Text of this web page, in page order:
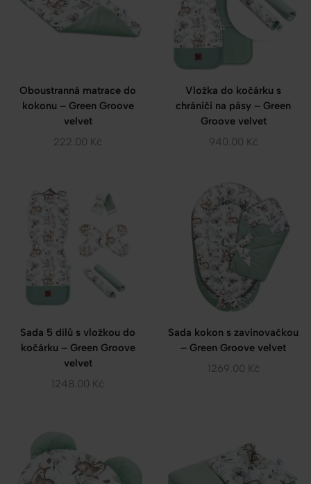
Oboustranná matrace do
kokonu – Green Groove
velvet
222.00 Kč
Vložka do kočárku s
chrániči na pásy – Green
Groove velvet
940.00 Kč
Sada 5 dílů s vložkou do
kočárku – Green Groove
velvet
1248.00 Kč
Sada kokon s zavinovačkou
– Green Groove velvet
1269.00 Kč